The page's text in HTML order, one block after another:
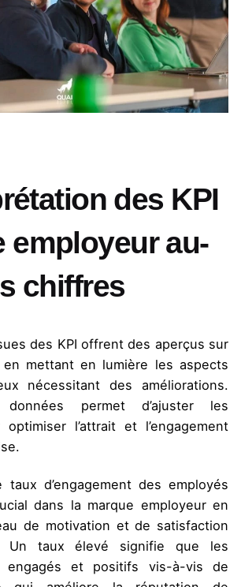
des KPI
employeur au-
chiffres
des KPI offrent des aperçus sur
en mettant en lumière les aspects
nécessitant des améliorations.
permet d’ajuster les
l’attrait et l’engagement
taux d’engagement des employés
dans la marque employeur en
de motivation et de satisfaction
Un taux élevé signifie que les
engagés et positifs vis-à-vis de